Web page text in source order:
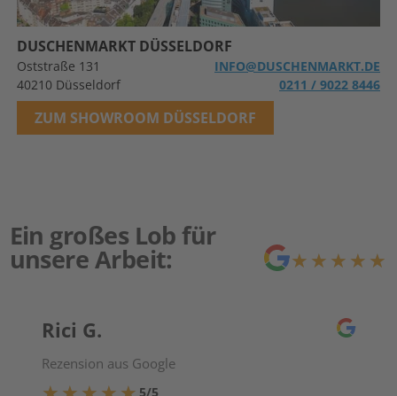
DUSCHENMARKT DÜSSELDORF
Oststraße 131
40210 Düsseldorf
INFO@DUSCHENMARKT.DE
0211 / 9022 8446
ZUM SHOWROOM DÜSSELDORF
Ein großes Lob für
unsere Arbeit: ★★★★★
★★★★★
Rici G.
Rezension aus Google
5/5